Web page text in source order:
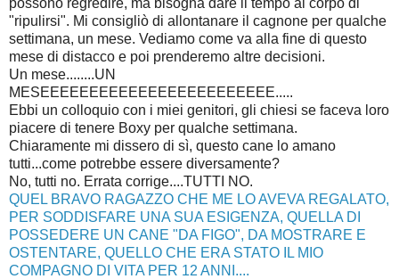
"ripulirsi". Mi consigliò di allontanare il cagnone per qualche
settimana, un mese. Vediamo come va alla fine di questo
mese di distacco e poi prenderemo altre decisioni.
Un mese........UN
MESEEEEEEEEEEEEEEEEEEEEEEEE.....
Ebbi un colloquio con i miei genitori, gli chiesi se faceva loro
piacere di tenere Boxy per qualche settimana.
Chiaramente mi dissero di sì, questo cane lo amano
tutti...come potrebbe essere diversamente?
No, tutti no. Errata corrige....TUTTI NO.
QUEL BRAVO RAGAZZO CHE ME LO AVEVA REGALATO,
PER SODDISFARE UNA SUA ESIGENZA, QUELLA DI
POSSEDERE UN CANE "DA FIGO", DA MOSTRARE E
OSTENTARE, QUELLO CHE ERA STATO IL MIO
COMPAGNO DI VITA PER 12 ANNI....